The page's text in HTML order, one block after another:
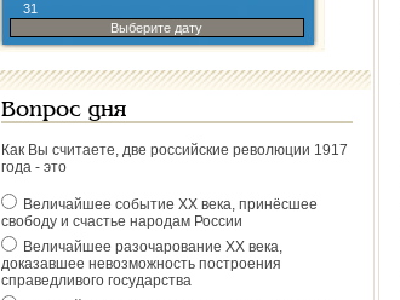
31
Выберите дату
Вопрос дня
Как Вы считаете, две российские революции 1917
года - это
Величайшее событие ХХ века, принёсшее
свободу и счастье народам России
Величайшее разочарование ХХ века,
доказавшее невозможность построения
справедливого государства